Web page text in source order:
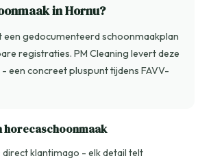
in Hornu?
een gedocumenteerd schoonmaakplan
registraties. PM Cleaning levert deze
een concreet pluspunt tijdens FAVV-
horecaschoonmaak
direct klantimago - elk detail telt